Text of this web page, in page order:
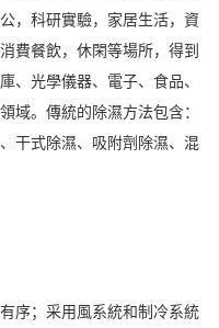
，科研實驗，家居生活，資
費餐飲，休閑等場所，得到
、光學儀器、電子、食品、
域。傳統的除濕方法包含：
干式除濕、吸附劑除濕、混
；采用風系統和制冷系統